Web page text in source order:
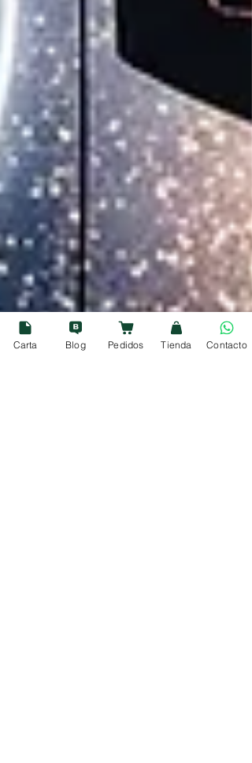
Carta Blog Pedidos Tienda Contacto